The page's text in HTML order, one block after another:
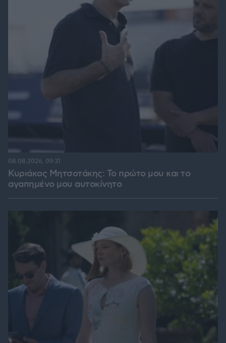
Κυριάκος Μητσοτάκης: Το πρώτο μου και το
αγαπημένο μου αυτοκίνητο
08.08.2026, 09:31